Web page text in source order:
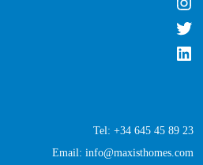
Tel: +34 645 45 89 23
Email: info@maxisthomes.com